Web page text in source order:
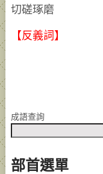
切磋琢磨
【反義詞】
成語查詢
部首選單